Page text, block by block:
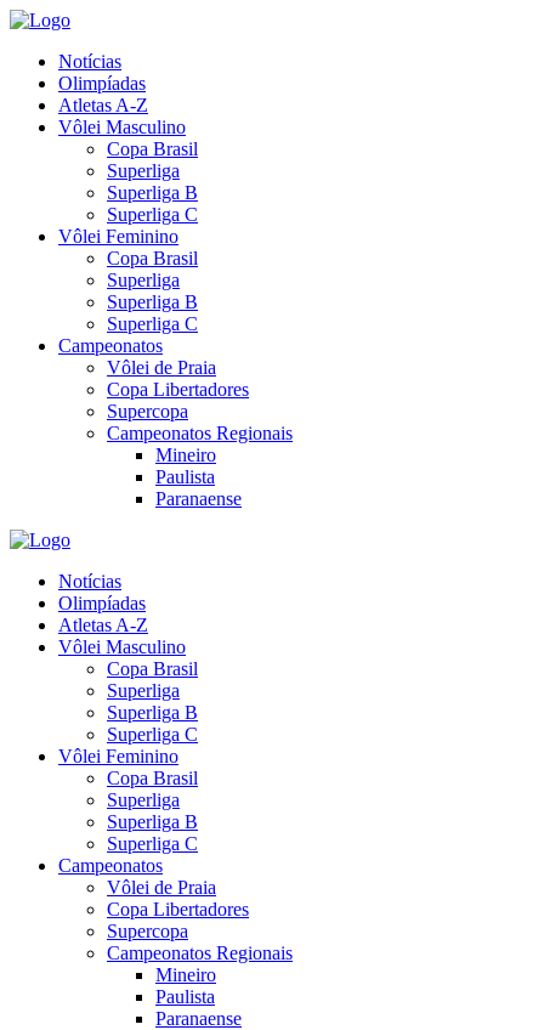
Notícias
Olimpíadas
Atletas A-Z
Vôlei Masculino
Copa Brasil
Superliga
Superliga B
Superliga C
Vôlei Feminino
Copa Brasil
Superliga
Superliga B
Superliga C
Campeonatos
Vôlei de Praia
Copa Libertadores
Supercopa
Campeonatos Regionais
Mineiro
Paulista
Paranaense
Notícias
Olimpíadas
Atletas A-Z
Vôlei Masculino
Copa Brasil
Superliga
Superliga B
Superliga C
Vôlei Feminino
Copa Brasil
Superliga
Superliga B
Superliga C
Campeonatos
Vôlei de Praia
Copa Libertadores
Supercopa
Campeonatos Regionais
Mineiro
Paulista
Paranaense